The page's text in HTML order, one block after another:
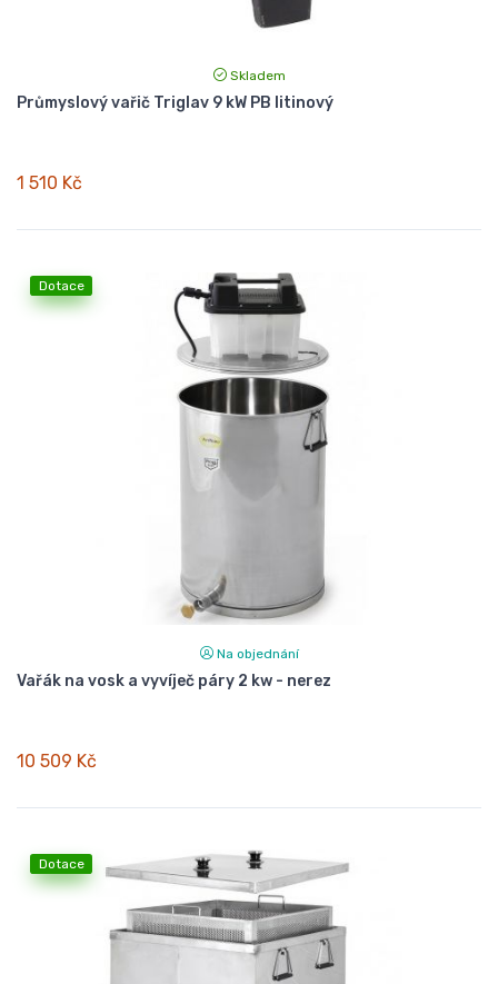
Skladem
Průmyslový vařič Triglav 9 kW PB litinový
1 510 Kč
Dotace
Na objednání
Vařák na vosk a vyvíječ páry 2 kw - nerez
10 509 Kč
Dotace